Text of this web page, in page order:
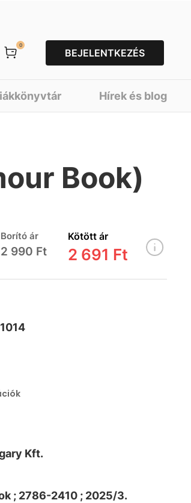
0
BEJELENTKEZÉS
Hírek és blog
Book)
Borító ár
2 990 Ft
Kötött ár
2 691 Ft
Kft.
; 2786-2410 ; 2025/3.